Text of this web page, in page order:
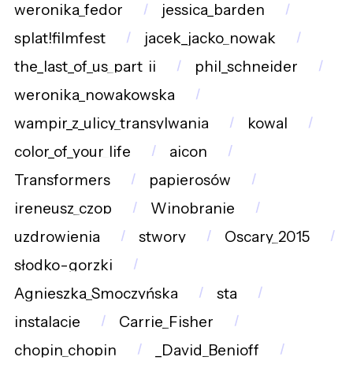
weronika_fedor
jessica_barden
splat!filmfest
jacek_jacko_nowak
the_last_of_us_part_ii
phil_schneider
weronika_nowakowska
wampir_z_ulicy_transylwania
kowal
color_of_your_life
aicon
Transformers
papierosów
ireneusz_czop
Winobranie
uzdrowienia
stwory
Oscary_2015
słodko-gorzki
Agnieszka_Smoczyńska
sta
instalacje
Carrie_Fisher
chopin_chopin
_David_Benioff